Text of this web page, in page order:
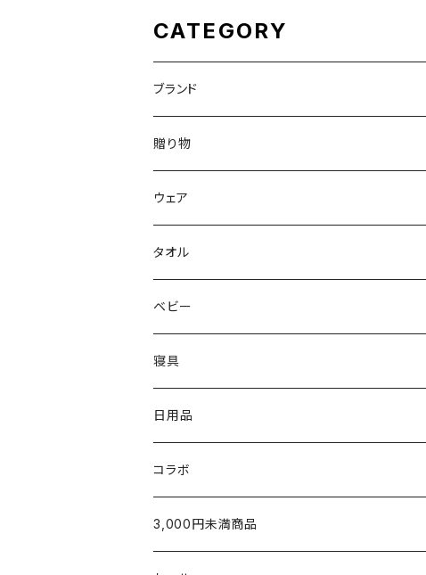
CATEGORY
ブランド
DON'T SLEEP
FreshService
N.HOOLYWOOD
Hippopotamus
oblada
fog linen work
LAPUAN KANKURIT
POET MEETS DUBWISE
贈り物
母の日ギフト
出産祝い
〜5,000円
5,001〜10,000円
結婚祝い
〜5,000円
5,001〜10,000円
新築・引越祝い
〜5,000円
5,001〜10,000円
内祝い（お返し）
〜5,000円
5,001~10,000円
タオルギフト
チーフタオル
ウォッシュタオル
¥1,000〜¥2,999
ウェア
メンズウェア
レディースウェア
Tシャツ
スウェット・パーカー
シャツ
カーディガン
タオル
タオル
限定カラー
ホームグッズ
ベビー
出産ご準備
家族みんなで使える
出産祝いに
ベビー服／小物
寝具
枕
U字枕
枕カバー
タオルケット・肌掛け
シーツ・カバー
日用品
グッズ
テーブルウェア
コラボ
3,000円未満商品